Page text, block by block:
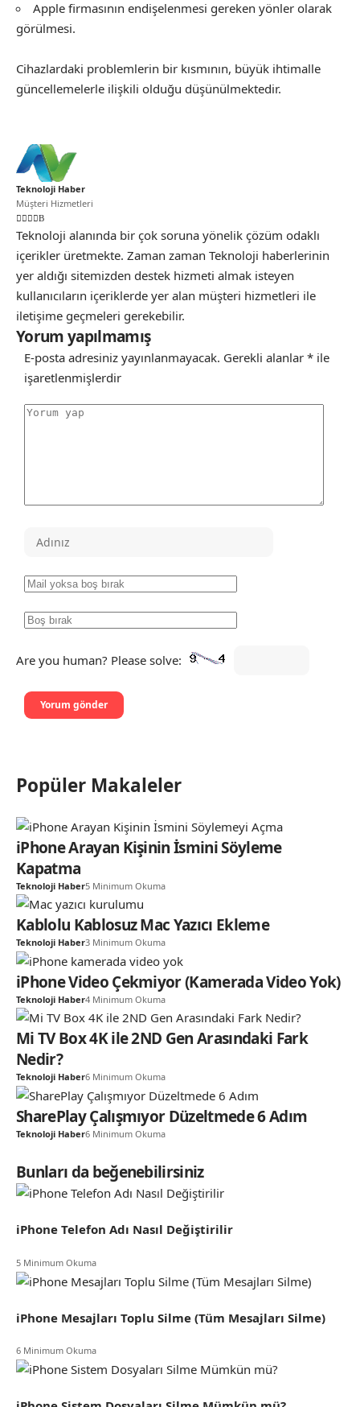
Apple firmasının endişelenmesi gereken yönler olarak
görülmesi.
Cihazlardaki problemlerin bir kısmının, büyük ihtimalle
güncellemelerle ilişkili olduğu düşünülmektedir.
Teknoloji Haber
Müşteri Hizmetleri
Teknoloji alanında bir çok soruna yönelik çözüm odaklı
içerikler üretmekte. Zaman zaman Teknoloji haberlerinin
yer aldığı sitemizden destek hizmeti almak isteyen
kullanıcıların içeriklerde yer alan müşteri hizmetleri ile
iletişime geçmeleri gerekebilir.
Yorum yapılmamış
E-posta adresiniz yayınlanmayacak. Gerekli alanlar * ile
işaretlenmişlerdir
Are you human? Please solve:
Popüler Makaleler
iPhone Arayan Kişinin İsmini Söyleme
Kapatma
Teknoloji Haber5 Minimum Okuma
Kablolu Kablosuz Mac Yazıcı Ekleme
Teknoloji Haber3 Minimum Okuma
iPhone Video Çekmiyor (Kamerada Video Yok)
Teknoloji Haber4 Minimum Okuma
Mi TV Box 4K ile 2ND Gen Arasındaki Fark
Nedir?
Teknoloji Haber6 Minimum Okuma
SharePlay Çalışmıyor Düzeltmede 6 Adım
Teknoloji Haber6 Minimum Okuma
Bunları da beğenebilirsiniz
iPhone Telefon Adı Nasıl Değiştirilir
5 Minimum Okuma
iPhone Mesajları Toplu Silme (Tüm Mesajları Silme)
6 Minimum Okuma